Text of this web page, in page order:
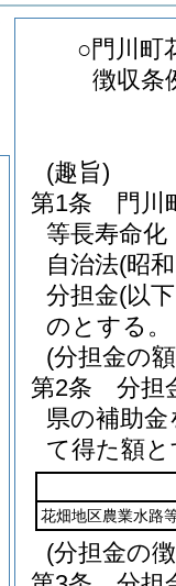
○門川町
徴収条
(趣旨)
第1条
門川
等長寿命
自治法(昭
分担金(以
のとする。
(分担金の
第2条
分担
県の補助
て得た額
花畑地区農業水路
(分担金の